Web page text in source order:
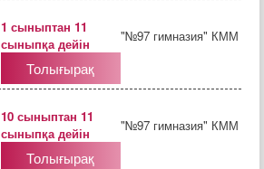
1 сыныптан 11
сыныпқа дейін
"№97 гимназия" КММ
Толығырақ
10 сыныптан 11
сыныпқа дейін
"№97 гимназия" КММ
Толығырақ